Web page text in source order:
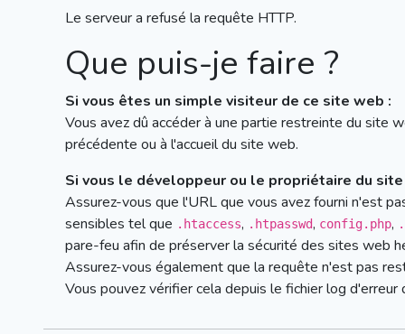
Le serveur a refusé la requête HTTP.
Que puis-je faire ?
Si vous êtes un simple visiteur de ce site web :
Vous avez dû accéder à une partie restreinte du site
précédente ou à l'accueil du site web.
Si vous le développeur ou le propriétaire du
Assurez-vous que l'URL que vous avez fourni n'est
sensibles tel que .htaccess, .htpasswd, config.php,
pare-feu afin de préserver la sécurité des sites web
Assurez-vous également que la requête n'est pas
Vous pouvez vérifier cela depuis le fichier log